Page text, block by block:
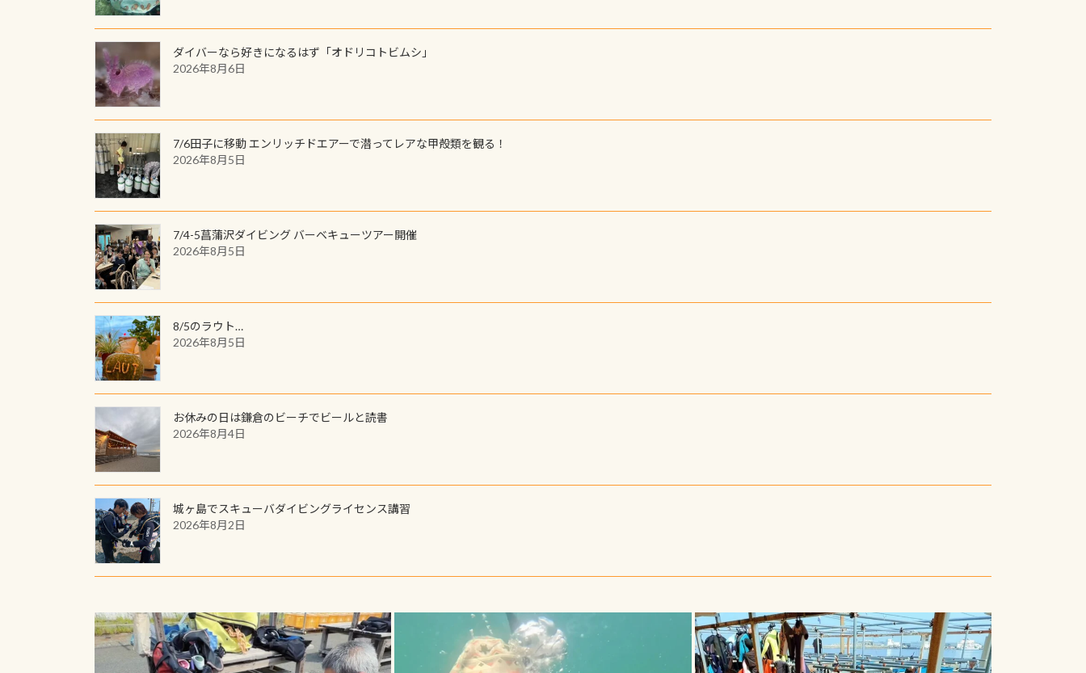
ダイバーなら好きになるはず「オドリコトビムシ」
2026年8月6日
7/6田子に移動 エンリッチドエアーで潜ってレアな甲殻類を観る！
2026年8月5日
7/4-5菖蒲沢ダイビング バーベキューツアー開催
2026年8月5日
8/5のラウト…
2026年8月5日
お休みの日は鎌倉のビーチでビールと読書
2026年8月4日
城ヶ島でスキューバダイビングライセンス講習
2026年8月2日